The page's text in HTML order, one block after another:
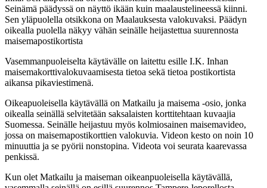
Vasemmanpuoleiselta käytävälle on laitettu esille I.K. Inhan
maisemakorttivalokuvaamisesta tietoa sekä tietoa postikortista
aikansa pikaviestimenä.
Oikeapuoleisella käytävällä on Matkailu ja maisema -osio, jonka
oikealla seinällä selvitetään saksalaisten korttitehtaan kuvaajia
Suomessa. Seinälle heijastuu myös kolmiosainen maisemavideo,
jossa on maisemapostikorttien valokuvia. Videon kesto on noin 10
minuuttia ja se pyörii nonstopina. Videota voi seurata kaarevassa
penkissä.
Kun olet Matkailu ja maiseman oikeanpuoleisella käytävällä,